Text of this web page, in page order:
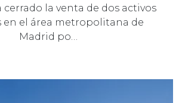
cerrado la venta de dos activos
en el área metropolitana de
Madrid po…